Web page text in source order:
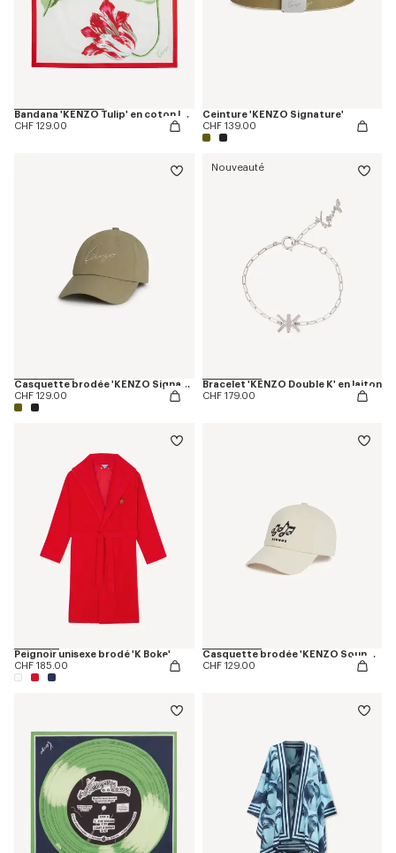
Bandana 'KENZO Tulip' en coton léger
CHF 129.00
Ceinture 'KENZO Signature'
CHF 139.00
Casquette brodée 'KENZO Signature'
CHF 129.00
Nouveauté
Bracelet 'KENZO Double K' en laiton
CHF 179.00
Peignoir unisexe brodé 'K Boke'
CHF 185.00
Casquette brodée 'KENZO Sounds' en coton
CHF 129.00